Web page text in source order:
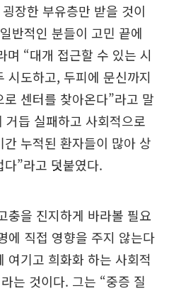
장한 부유층만 받을 것이
반적인 분들이 고민 끝에
며 “대개 접근할 수 있는 시
시도하고, 두피에 문신까지
센터를 찾아온다”라고 말
듭 실패하고 사회적으로
누적된 환자들이 많아 상
”라고 덧붙였다.
충을 진지하게 바라볼 필요
에 직접 영향을 주지 않는다
여기고 희화화 하는 사회적
는 것이다. 그는 “중증 질